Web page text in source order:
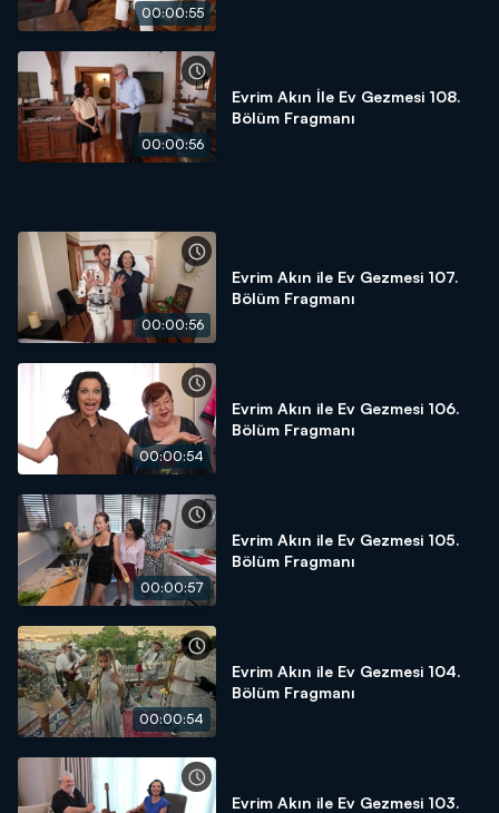
00:00:55
00:00:56
Evrim Akın İle Ev Gezmesi 108.
Bölüm Fragmanı
00:00:56
Evrim Akın ile Ev Gezmesi 107.
Bölüm Fragmanı
00:00:54
Evrim Akın ile Ev Gezmesi 106.
Bölüm Fragmanı
00:00:57
Evrim Akın ile Ev Gezmesi 105.
Bölüm Fragmanı
00:00:54
Evrim Akın ile Ev Gezmesi 104.
Bölüm Fragmanı
Evrim Akın ile Ev Gezmesi 103.